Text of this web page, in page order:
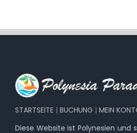
STARTSEITE | BUCHUNG | MEIN
Diese Website ist Polynesien und